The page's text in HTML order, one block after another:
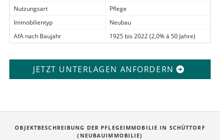
Nutzungsart
Pflege
Immobilientyp
Neubau
AfA nach Baujahr
1925 bis 2022 (2,0% á 50 Jahre)
JETZT UNTERLAGEN ANFORDERN
OBJEKTBESCHREIBUNG DER PFLEGEIMMOBILIE IN SCHÜTTORF
(NEUBAUIMMOBILIE)